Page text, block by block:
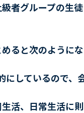
者グループの生
ると次のようにな
しているので、
活、日常生活に則